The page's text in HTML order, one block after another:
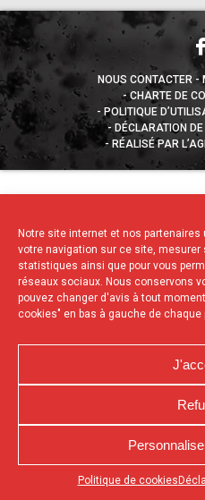
Notre site internet et nos
votre navigation sur ce site, mesurer
statistiques ainsi que pour vous
réseaux sociaux. Nous conservons
pouvez changer d'avis à tout
cookies" en bas à gauche de
Politique de cookies
Appuyez sur le bouton partager en
NOUS CONTACTER
CHARTE DE
POLITIQUE
DÉCLARATION
RÉALISÉ PAR